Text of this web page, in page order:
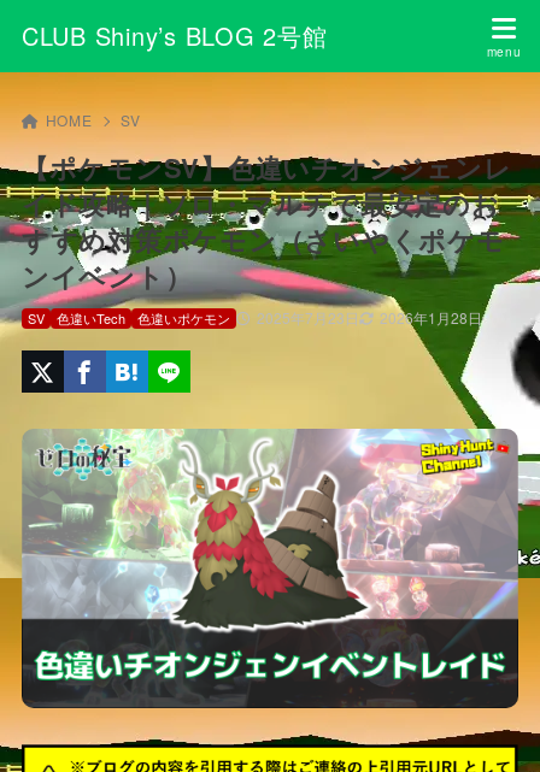
CLUB Shiny’s BLOG 2号館
HOME SV
【ポケモンSV】色違いチオンジェンレ
イド攻略｜ソロ・マルチで最安定のお
すすめ対策ポケモン（さいやくポケモ
ンイベント）
2025年7月23日 2026年1月28日
SV 色違いTech 色違いポケモン